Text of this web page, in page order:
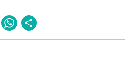
TwitterWhatsApp